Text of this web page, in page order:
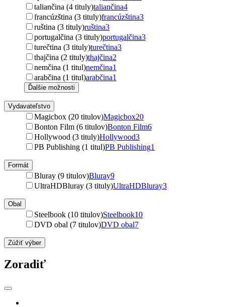
taliančina (4 tituly)taliančina4
francúzština (3 tituly)francúzština3
ruština (3 tituly)ruština3
portugalčina (3 tituly)portugalčina3
turečtina (3 tituly)turečtina3
thajčina (2 tituly)thajčina2
nemčina (1 titul)nemčina1
arabčina (1 titul)arabčina1
Ďalšie možnosti
Vydavateľstvo
Magicbox (20 titulov)Magicbox20
Bonton Film (6 titulov)Bonton Film6
Hollywood (3 tituly)Hollywood3
PB Publishing (1 titul)PB Publishing1
Formát
Bluray (9 titulov)Bluray9
UltraHDBluray (3 tituly)UltraHDBluray3
Obal
Steelbook (10 titulov)Steelbook10
DVD obal (7 titulov)DVD obal7
Zúžiť výber
Zoradiť